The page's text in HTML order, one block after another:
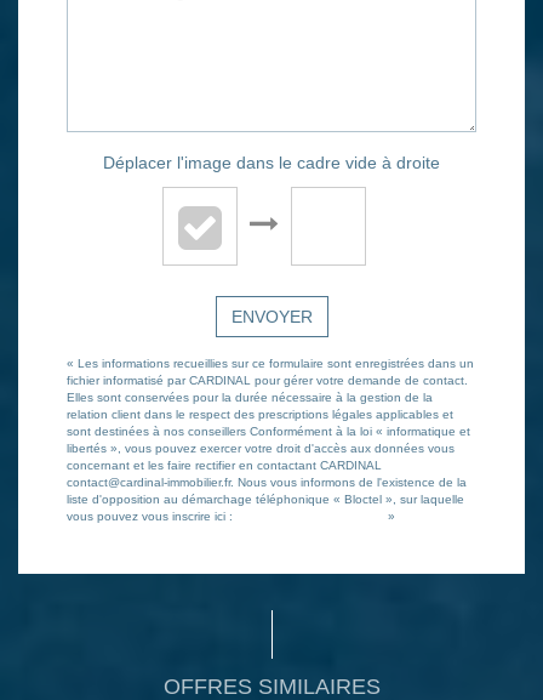
Déplacer l'image dans le cadre vide à droite
ENVOYER
« Les informations recueillies sur ce formulaire sont enregistrées dans un
fichier informatisé par CARDINAL pour gérer votre demande de contact.
Elles sont conservées pour la durée nécessaire à la gestion de la
relation client dans le respect des prescriptions légales applicables et
sont destinées à nos conseillers Conformément à la loi « informatique et
libertés », vous pouvez exercer votre droit d'accès aux données vous
concernant et les faire rectifier en contactant CARDINAL
contact@cardinal-immobilier.fr. Nous vous informons de l'existence de la
liste d'opposition au démarchage téléphonique « Bloctel », sur laquelle
vous pouvez vous inscrire ici :
»
OFFRES SIMILAIRES